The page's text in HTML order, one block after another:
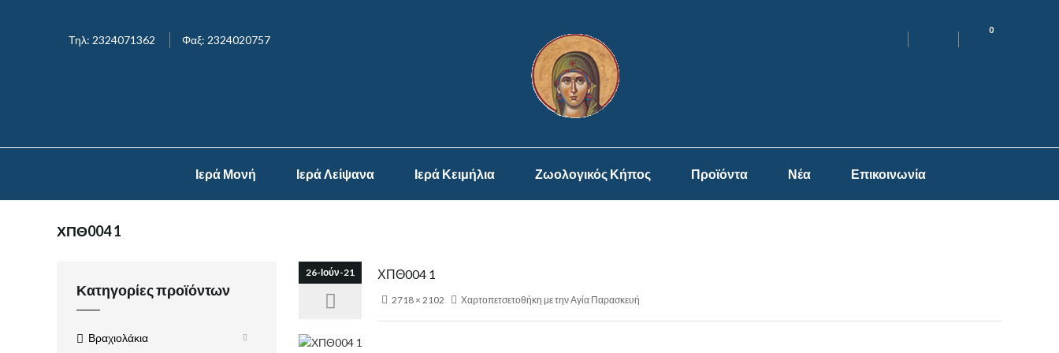
Τηλ: 2324071362 Φαξ: 2324020757
0
Ιερά Μονή Ιερά Λείψανα Ιερά Κειμήλια Ζωολογικός Κήπος Προϊόντα Νέα Επικοινωνία
ΧΠΘ004 1
26-Ιούν-21 ΧΠΘ004 1
2718 × 2102 Χαρτοπετσετοθήκη με την Αγία Παρασκευή
Κατηγορίες προϊόντων
Βραχιολάκια